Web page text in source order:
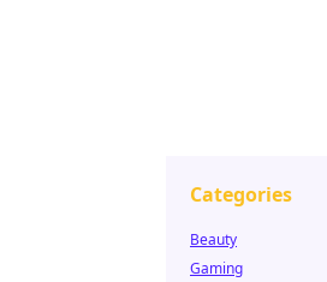
Categories
Beauty
Gaming